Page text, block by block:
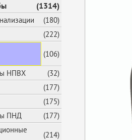
(1314)
(180)
(222)
(106)
НПВХ
(32)
(177)
(175)
ПНД
(177)
(214)